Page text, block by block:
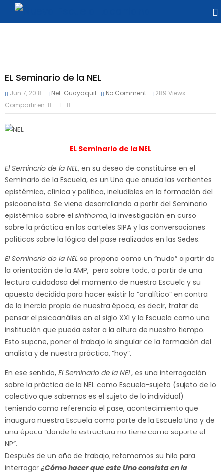
EL Seminario de la NEL
Jun 7, 2018 Nel-Guayaquil No Comment 289 Views
Compartir en
EL Seminario de la NEL
El Seminario de la NEL, en su deseo de constituirse en el
Seminario de la Escuela, es un Uno que anuda las vertientes
epistémica, clínica y política, ineludibles en la formación del
psicoanalista. Se viene desarrollando a partir del Seminario
epistémico sobre el sinthoma, la investigación en curso
sobre la práctica en los carteles SIPA y las conversaciones
políticas sobre la lógica del pase realizadas en las Sedes.
El Seminario de la NEL se propone como un “nudo” a partir de
la orientación de la AMP, pero sobre todo, a partir de una
lectura cuidadosa del momento de nuestra Escuela y su
apuesta decidida para hacer existir lo “analítico” en contra
de la inercia propia de nuestra época, es decir, tratar de
pensar el psicoanálisis en el siglo XXI y la Escuela como una
institución que pueda estar a la altura de nuestro tiempo.
Esto supone, poner al trabajo lo singular de la formación del
analista y de nuestra práctica, “hoy”.
En ese sentido, El Seminario de la NEL, es una interrogación
sobre la práctica de la NEL como Escuela-sujeto (sujeto de lo
colectivo que sabemos es el sujeto de lo individual)
teniendo como referencia el pase, acontecimiento que
inaugura nuestra Escuela como parte de la Escuela Una y de
una época “donde la estructura no tiene como soporte el
NP”.
Después de un año de trabajo, retomamos su hilo para
interrogar¿Cómo hacer que este Uno consista en la